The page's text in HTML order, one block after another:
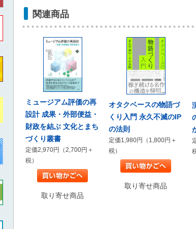
関連商品
ミュージアム評価の再
設計 成果・外部便益・
財政を結ぶ 文化とまち
づくり叢書
定価2,970円（2,700円＋
税）
取り寄せ商品
オタクベースの物語づ
くり入門 永久不滅のIP
の法則
定価1,980円（1,800円＋
税）
取り寄せ商品